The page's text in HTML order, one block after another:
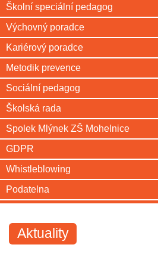
Školní speciální pedagog
Výchovný poradce
Kariérový poradce
Metodik prevence
Sociální pedagog
Školská rada
Spolek Mlýnek ZŠ Mohelnice
GDPR
Whistleblowing
Podatelna
Aktuality